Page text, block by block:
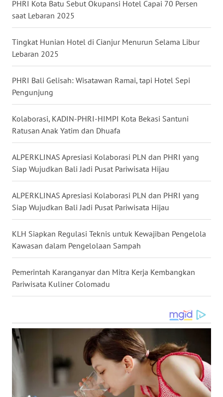
PHRI Kota Batu Sebut Okupansi Hotel Capai 70 Persen
saat Lebaran 2025
Tingkat Hunian Hotel di Cianjur Menurun Selama Libur
Lebaran 2025
PHRI Bali Gelisah: Wisatawan Ramai, tapi Hotel Sepi
Pengunjung
Kolaborasi, KADIN-PHRI-HIMPI Kota Bekasi Santuni
Ratusan Anak Yatim dan Dhuafa
ALPERKLINAS Apresiasi Kolaborasi PLN dan PHRI yang
Siap Wujudkan Bali Jadi Pusat Pariwisata Hijau
ALPERKLINAS Apresiasi Kolaborasi PLN dan PHRI yang
Siap Wujudkan Bali Jadi Pusat Pariwisata Hijau
KLH Siapkan Regulasi Teknis untuk Kewajiban Pengelola
Kawasan dalam Pengelolaan Sampah
Pemerintah Karanganyar dan Mitra Kerja Kembangkan
Pariwisata Kuliner Colomadu
WN
WN
JATIM
WN
BALI
WN
KALBAR
WN
KALTENG
WN
WN
KALTIM